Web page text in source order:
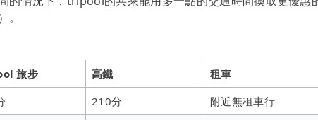
旅步 高鐵 租車
210分 附近無租車行